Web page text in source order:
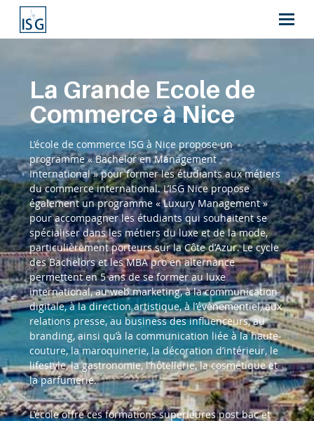
La Grande Ecole de
Commerce à Nice
L’école de commerce ISG à Nice propose un
programme « Bachelor en Management
International » pour former les étudiants aux métiers
du commerce international. L’ISG Nice propose
également un programme « Luxury Management »
pour accompagner les étudiants qui souhaitent se
spécialiser dans les métiers du luxe et de la mode,
particulièrement porteurs sur la Côte d’Azur. Le cycle
des Bachelors et les MBA pro en alternance
permettent en 5 ans de se former au luxe
international, au web marketing, à la communication
digitale, à la direction artistique, à l’évènementiel, aux
relations presse, au business des influenceurs, au
branding, ainsi qu’à la communication liée à la haute-
couture, la maroquinerie, la décoration d’intérieur, le
lifestyle, la gastronomie, l’hôtellerie, la cosmétique et
la parfumerie.
L’école offre ces formations supérieures post bac et